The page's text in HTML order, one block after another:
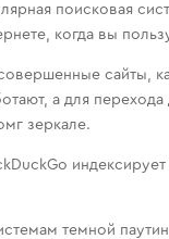
поисковая
когда вы
сайты,
а для
зеркале.
темной